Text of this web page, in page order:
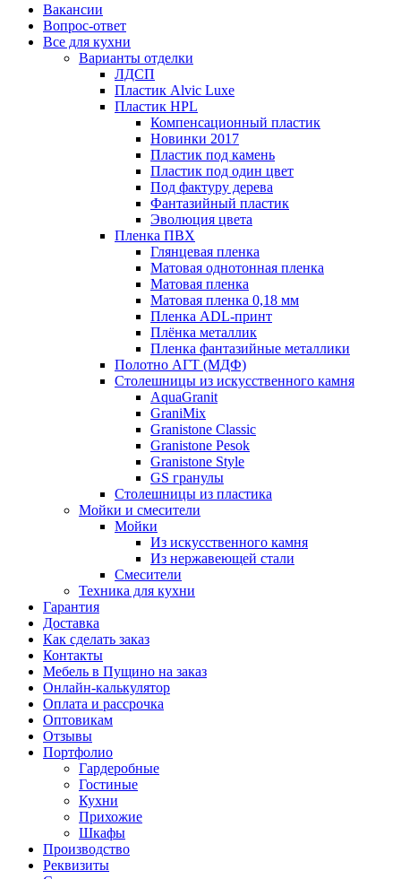
Вакансии
Вопрос-ответ
Все для кухни
Варианты отделки
ЛДСП
Пластик Alvic Luxe
Пластик HPL
Компенсационный пластик
Новинки 2017
Пластик под камень
Пластик под один цвет
Под фактуру дерева
Фантазийный пластик
Эволюция цвета
Пленка ПВХ
Глянцевая пленка
Матовая однотонная пленка
Матовая пленка
Матовая пленка 0,18 мм
Пленка ADL-принт
Плёнка металлик
Пленка фантазийные металлики
Полотно АГТ (МДФ)
Столешницы из искусственного камня
AquaGranit
GraniMix
Granistone Classic
Granistone Pesok
Granistone Style
GS гранулы
Столешницы из пластика
Мойки и смесители
Мойки
Из искусственного камня
Из нержавеющей стали
Смесители
Техника для кухни
Гарантия
Доставка
Как сделать заказ
Контакты
Мебель в Пущино на заказ
Онлайн-калькулятор
Оплата и рассрочка
Оптовикам
Отзывы
Портфолио
Гардеробные
Гостиные
Кухни
Прихожие
Шкафы
Производство
Реквизиты